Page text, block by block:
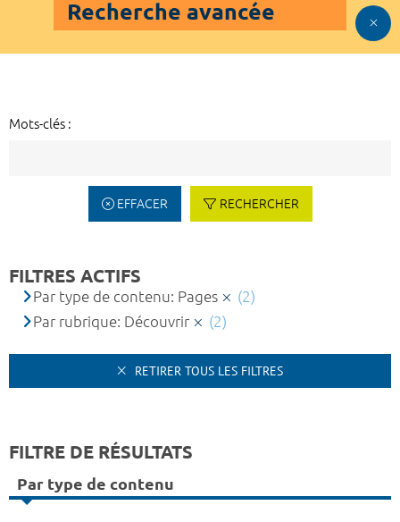
Recherche avancée
Mots-clés :
EFFACER RECHERCHER
FILTRES ACTIFS
Par type de contenu: Pages
(2)
Par rubrique: Découvrir
(2)
RETIRER TOUS LES FILTRES
FILTRE DE RÉSULTATS
Par type de contenu